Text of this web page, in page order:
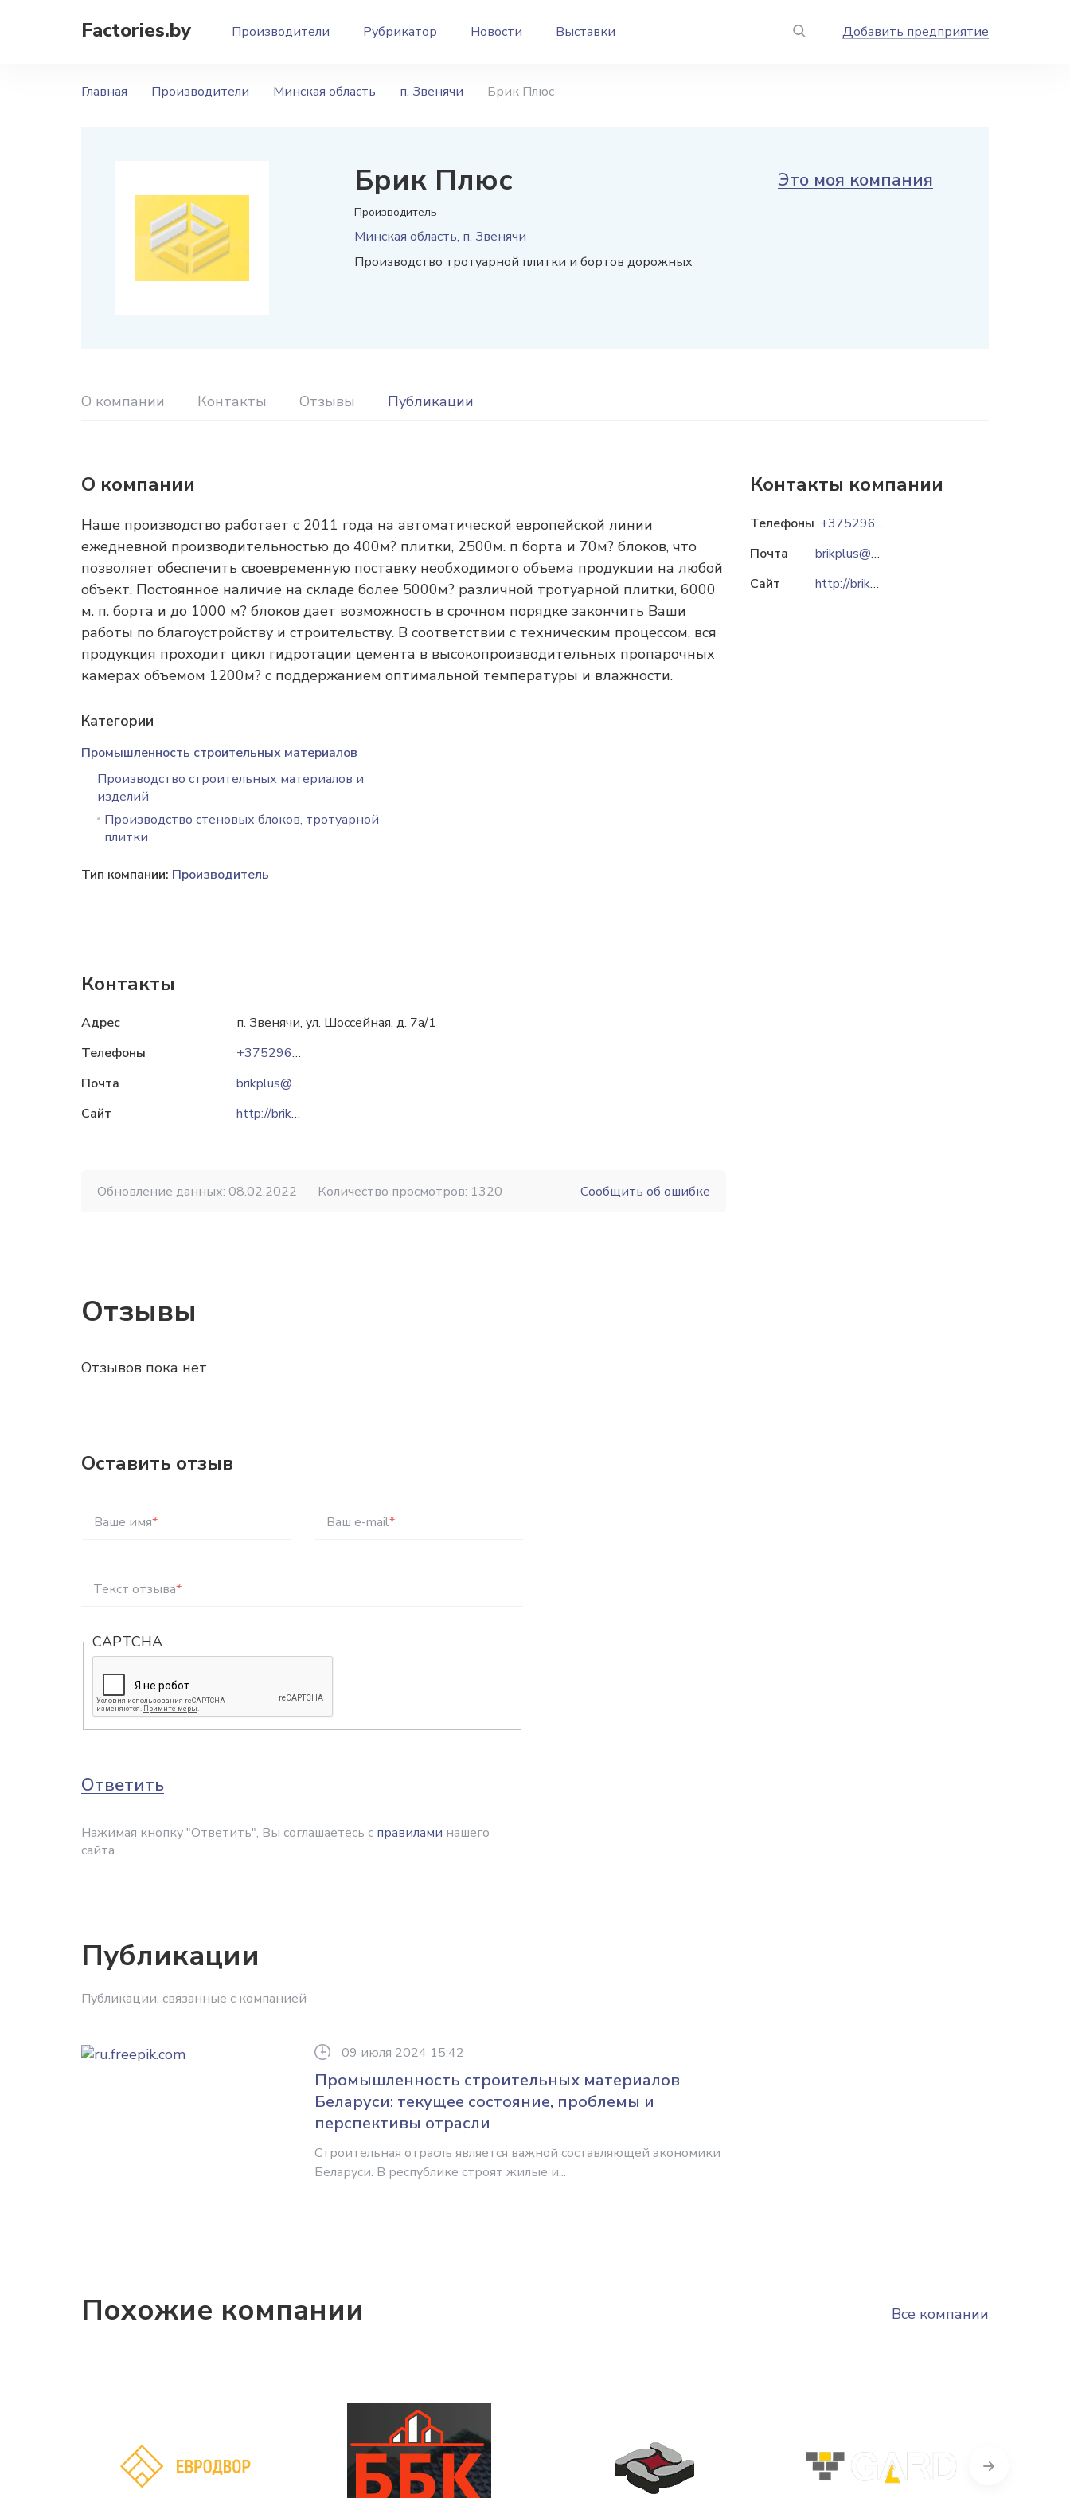
Factories.by Производители Рубрикатор Новости Выставки Добавить предприятие
Главная Производители Минская область п. Звенячи Брик Плюс
Брик Плюс
Производитель
Минская область, п. Звенячи
Производство тротуарной плитки и бортов дорожных
Это моя компания
О компании Контакты Отзывы Публикации
О компании
Наше производство работает с 2011 года на автоматической европейской линии
ежедневной производительностью до 400м? плитки, 2500м. п борта и 70м? блоков, что
позволяет обеспечить своевременную поставку необходимого объема продукции на любой
объект. Постоянное наличие на складе более 5000м? различной тротуарной плитки, 6000
м. п. борта и до 1000 м? блоков дает возможность в срочном порядке закончить Ваши
работы по благоустройству и строительству. В соответствии с техническим процессом, вся
продукция проходит цикл гидротации цемента в высокопроизводительных пропарочных
камерах объемом 1200м? с поддержанием оптимальной температуры и влажности.
Категории
Промышленность строительных материалов
Производство строительных материалов и
изделий
Производство стеновых блоков, тротуарной
плитки
Тип компании: Производитель
Контакты
Адрес
п. Звенячи, ул. Шоссейная, д. 7а/1
Телефоны
+375296-195-140
Почта
brikplus@tut.by
Сайт
http://brikplus.by
Обновление данных: 08.02.2022 Количество просмотров: 1320 Сообщить об ошибке
Отзывы
Отзывов пока нет
Оставить отзыв
Ваше имя* Ваш e-mail*
Текст отзыва*
CAPTCHA
Ответить
Нажимая кнопку "Ответить", Вы соглашаетесь с правилами нашего
сайта
Публикации
Публикации, связанные с компанией
09 июля 2024 15:42
Промышленность строительных материалов
Беларуси: текущее состояние, проблемы и
перспективы отрасли
Строительная отрасль является важной составляющей экономики
Беларуси. В республике строят жилые и...
Контакты компании
Телефоны
+375296-195-140
Почта
brikplus@tut.by
Сайт
http://brikplus.by
Похожие компании Все компании